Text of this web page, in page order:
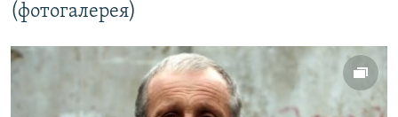
(фотогалерея)